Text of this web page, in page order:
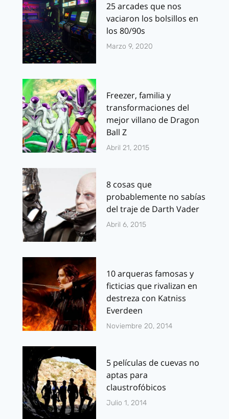
25 arcades que nos
vaciaron los bolsillos en
los 80/90s
Marzo 9, 2020
Freezer, familia y
transformaciones del
mejor villano de Dragon
Ball Z
Abril 21, 2015
8 cosas que
probablemente no sabías
del traje de Darth Vader
Abril 6, 2015
10 arqueras famosas y
ficticias que rivalizan en
destreza con Katniss
Everdeen
Noviembre 20, 2014
5 películas de cuevas no
aptas para
claustrofóbicos
Julio 1, 2014